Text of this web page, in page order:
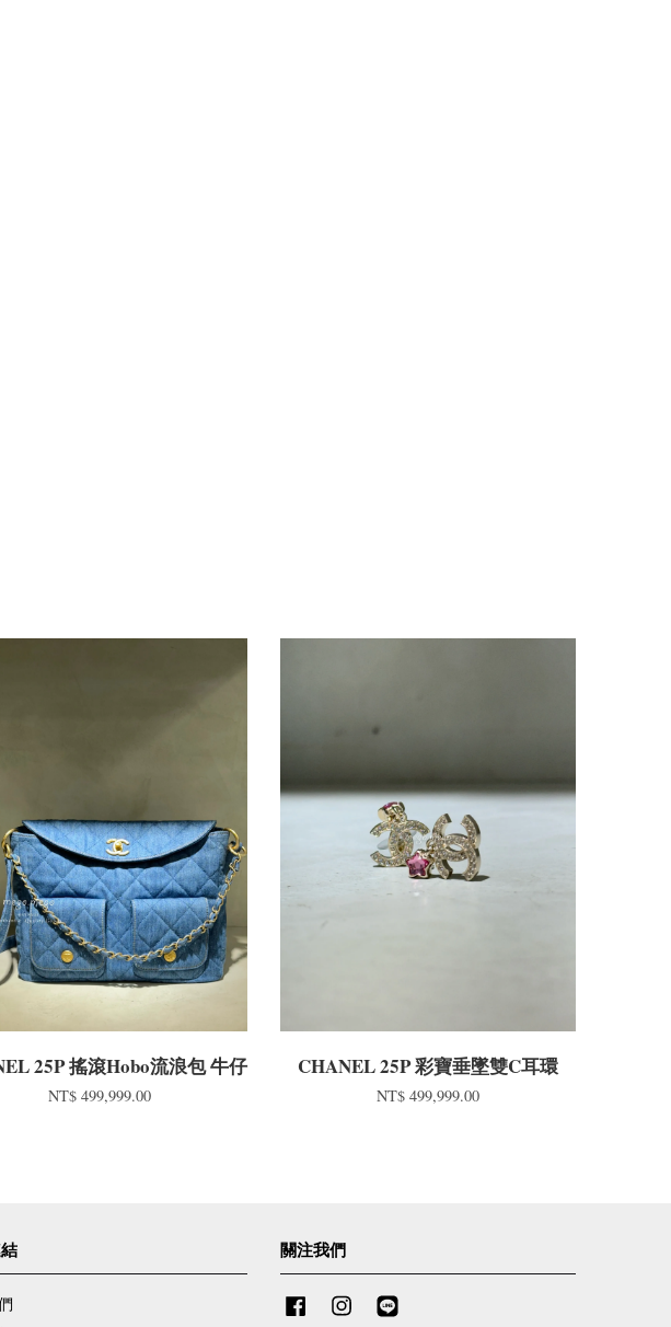
25P 搖滾Hobo流浪包 牛仔
NT$ 499,999.00
CHANEL 25P 彩寶垂墜雙C耳環
NT$ 499,999.00
關注我們
Facebook Instagram